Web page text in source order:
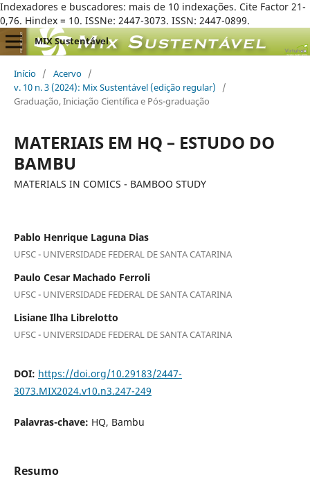
Indexadores e buscadores: mais de 10 indexações. Cite Factor 21-
0,76. Hindex = 10. ISSNe: 2447-3073. ISSN: 2447-0899.
MIX Sustentável
Início / Acervo /
v. 10 n. 3 (2024): Mix Sustentável (edição regular)
/
Graduação, Iniciação Científica e Pós-graduação
MATERIAIS EM HQ – ESTUDO DO
BAMBU
MATERIALS IN COMICS - BAMBOO STUDY
Pablo Henrique Laguna Dias
UFSC - UNIVERSIDADE FEDERAL DE SANTA CATARINA
Paulo Cesar Machado Ferroli
UFSC - UNIVERSIDADE FEDERAL DE SANTA CATARINA
Lisiane Ilha Librelotto
UFSC - UNIVERSIDADE FEDERAL DE SANTA CATARINA
DOI: https://doi.org/10.29183/2447-
3073.MIX2024.v10.n3.247-249
Palavras-chave: HQ, Bambu
Resumo